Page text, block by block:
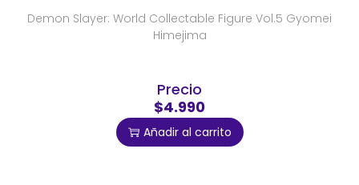
Demon Slayer: World Collectable Figure Vol.5 Gyomei
Himejima
Precio
$4.990
Añadir al carrito